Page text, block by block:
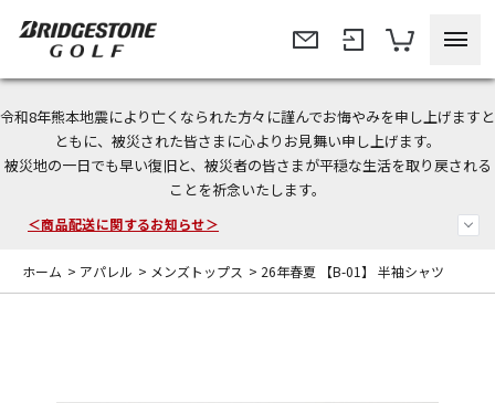
令和8年熊本地震により亡くなられた方々に謹んでお悔やみを申し上げますと
ともに、被災された皆さまに心よりお見舞い申し上げます。
被災地の一日でも早い復旧と、被災者の皆さまが平穏な生活を取り戻される
ことを祈念いたします。
＜夏季休暇中のご注文・発送・お問い合わせ＞
今なら新規会員登録で1,000円OFFクーポンプレゼント！
＜商品配送に関するお知らせ＞
ホーム > アパレル > メンズトップス > 26年春夏 【B-01】 半袖シャツ